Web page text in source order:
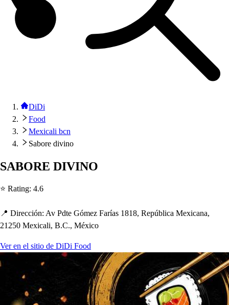
DiDi
Food
Mexicali bcn
Sabore divino
SABORE DIVINO
⭐ Rating: 4.6
📍 Dirección: Av Pdte Gómez Farías 1818, República Mexicana,
21250 Mexicali, B.C., México
Ver en el sitio de DiDi Food